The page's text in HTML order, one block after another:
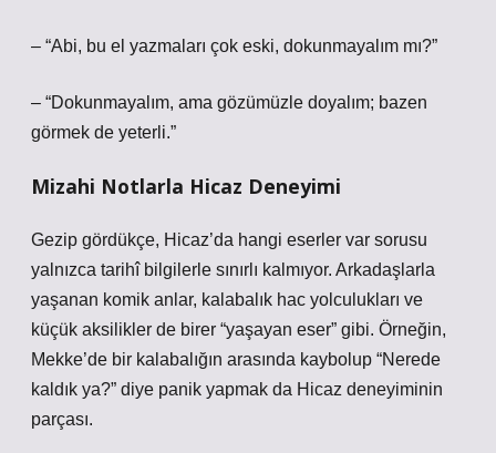
– “Abi, bu el yazmaları çok eski, dokunmayalım mı?”
– “Dokunmayalım, ama gözümüzle doyalım; bazen
görmek de yeterli.”
Mizahi Notlarla Hicaz Deneyimi
Gezip gördükçe, Hicaz’da hangi eserler var sorusu
yalnızca tarihî bilgilerle sınırlı kalmıyor. Arkadaşlarla
yaşanan komik anlar, kalabalık hac yolculukları ve
küçük aksilikler de birer “yaşayan eser” gibi. Örneğin,
Mekke’de bir kalabalığın arasında kaybolup “Nerede
kaldık ya?” diye panik yapmak da Hicaz deneyiminin
parçası.